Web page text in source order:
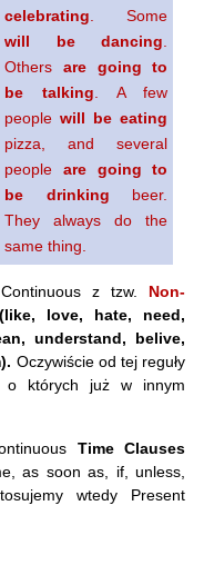
celebrating . Some
will be dancing
Othersare going to
be talking . A few
peoplewill be eating
pizza, and several
peopleare going to
be drinking beer.
They always do the
same thing.
z tzw. Non-
(like, love, hate, need,
understand, belive,
Oczywiście od tej reguły
o których już w innym
Time Clauses
as soon as, if, unless,
wtedy Present